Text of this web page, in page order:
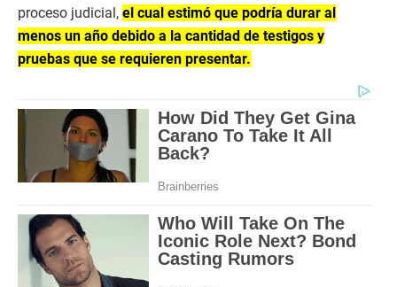
proceso judicial, el cual estimó que podría durar al
menos un año debido a la cantidad de testigos y
pruebas que se requieren presentar.